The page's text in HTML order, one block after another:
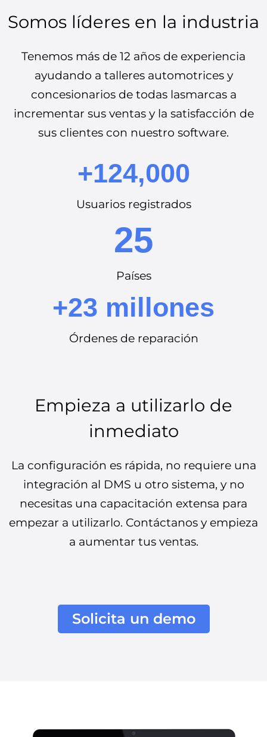
Somos líderes en la industria
Tenemos más de 12 años de experiencia
ayudando a talleres automotrices y
concesionarios de todas lasmarcas a
incrementar sus ventas y la satisfacción de
sus clientes con nuestro software.
+124,000
Usuarios registrados
25
Países
+23 millones
Órdenes de reparación
Empieza a utilizarlo de
inmediato
La configuración es rápida, no requiere una
integración al DMS u otro sistema, y no
necesitas una capacitación extensa para
empezar a utilizarlo. Contáctanos y empieza
a aumentar tus ventas.
Solicita un demo